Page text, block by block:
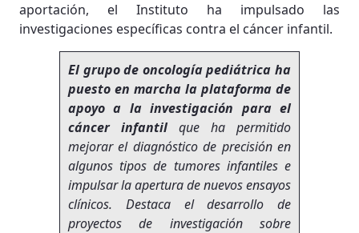
aportación, el Instituto ha impulsado las
investigaciones específicas contra el cáncer infantil.
El grupo de oncología pediátrica ha
puesto en marcha la plataforma de
apoyo a la investigación para el
cáncer infantil que ha permitido
mejorar el diagnóstico de precisión en
algunos tipos de tumores infantiles e
impulsar la apertura de nuevos ensayos
clínicos. Destaca el desarrollo de
proyectos de investigación sobre